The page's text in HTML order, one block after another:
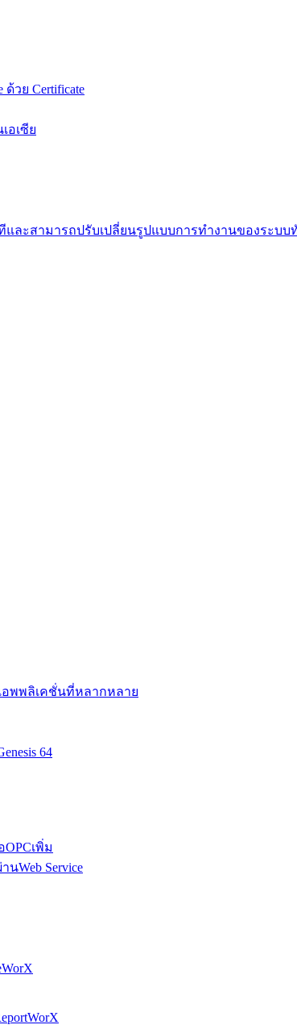
วย Certificate
อเซีย
ละสามารถปรับเปลี่ยนรูปแบบการทำงานของระบบ
พพลิเคชั่นที่หลากหลาย
64
OPCเพิ่ม
นWeb Service